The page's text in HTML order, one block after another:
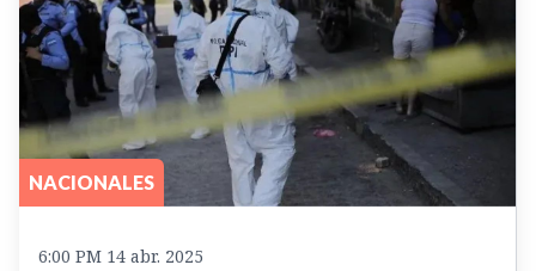
NACIONALES
6:00 PM 14 abr. 2025